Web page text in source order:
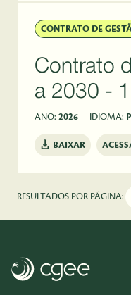
CONTRATO DE
Contrato
a 2030 -
ANO: 2026 IDIOMA:
BAIXAR
RESULTADOS POR PÁGINA: